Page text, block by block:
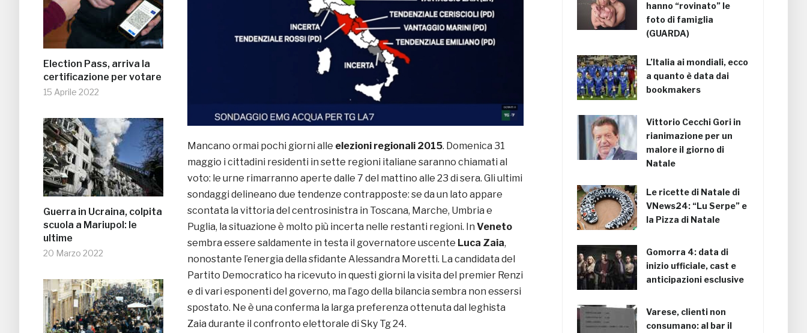
Election Pass, arriva la
certificazione per votare
15 Aprile 2022
Guerra in Ucraina, colpita
scuola a Mariupol: le
ultime
20 Marzo 2022
Mancano ormai pochi giorni alle elezioni regionali 2015. Domenica 31
maggio i cittadini residenti in sette regioni italiane saranno chiamati al
voto: le urne rimarranno aperte dalle 7 del mattino alle 23 di sera. Gli ultimi
sondaggi delineano due tendenze contrapposte: se da un lato appare
scontata la vittoria del centrosinistra in Toscana, Marche, Umbria e
Puglia, la situazione è molto più incerta nelle restanti regioni. In Veneto
sembra essere saldamente in testa il governatore uscente Luca Zaia,
nonostante l’energia della sfidante Alessandra Moretti. La candidata del
Partito Democratico ha ricevuto in questi giorni la visita del premier Renzi
e di vari esponenti del governo, ma l’ago della bilancia sembra non essersi
spostato. Ne è una conferma la larga preferenza ottenuta dal leghista
Zaia durante il confronto elettorale di Sky Tg 24.
hanno “rovinato” le
foto di famiglia
(GUARDA)
L’Italia ai mondiali, ecco
a quanto è data dai
bookmakers
Vittorio Cecchi Gori in
rianimazione per un
malore il giorno di
Natale
Le ricette di Natale di
VNews24: “Lu Serpe” e
la Pizza di Natale
Gomorra 4: data di
inizio ufficiale, cast e
anticipazioni esclusive
Varese, clienti non
consumano: al bar il